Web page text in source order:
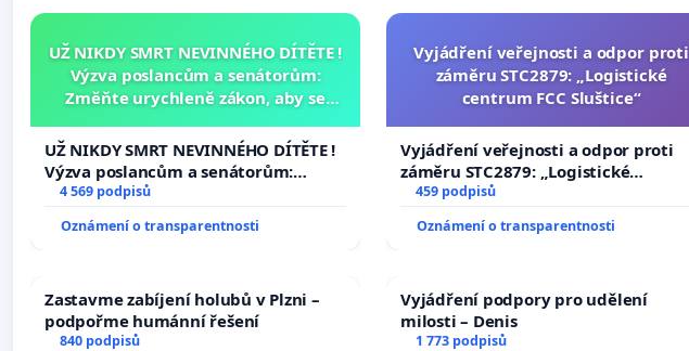
UŽ NIKDY SMRT NEVINNÉHO DÍTĚTE !
Výzva poslancům a senátorům:
Změňte urychleně zákon, aby se
opakovat!
UŽ NIKDY SMRT NEVINNÉHO DÍTĚTE !
Výzva poslancům a senátorům:
Změňte urychleně zákon, aby se
opakovat!
4 569 podpisů
Oznámení o transparentnosti
Vyjádření veřejnosti a odpor proti
záměru STC2879: „Logistické
centrum FCC Sluštice“
Vyjádření veřejnosti a odpor proti
záměru STC2879: „Logistické
centrum FCC Sluštice“
459 podpisů
Oznámení o transparentnosti
Zastavme zabíjení holubů v Plzni –
podpořme humánní řešení
840 podpisů
Vyjádření podpory pro udělení
milosti – Denis
1 773 podpisů